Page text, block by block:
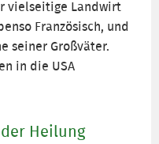
vielseitige Landwirt
Französisch, und
seiner Großväter.
in die USA
Heilung